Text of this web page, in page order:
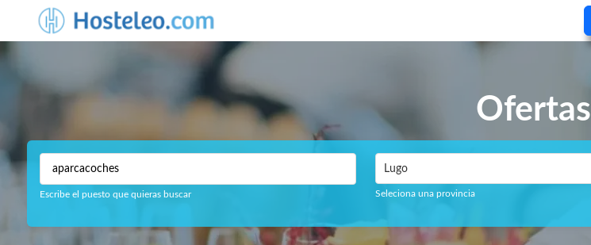
Ofertas
Escribe el puesto que quieras buscar
Lugo
Seleciona una provincia